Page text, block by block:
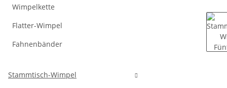
Wimpelkette
Flatter-Wimpel
Fahnenbänder
Stammtisch-Wimpel